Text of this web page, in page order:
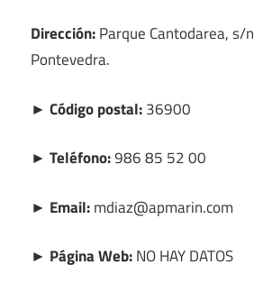
Dirección:Parque Cantodarea, s/
Pontevedra.
► Código postal:36900
► Teléfono:986 85 52 00
► Email:mdiaz@apmarin.com
► Página Web:NO HAY DATOS